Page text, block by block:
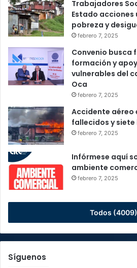
Trabajadores
Estado
pobreza y
febrero 7, 2025
Convenio busca
formación y
vulnerables del
Oca
febrero 7, 2025
Accidente aéreo
fallecidos y siete
febrero 7, 2025
Infórmese aquí
ambiente
febrero 7, 2025
Todos (4009)
Síguenos